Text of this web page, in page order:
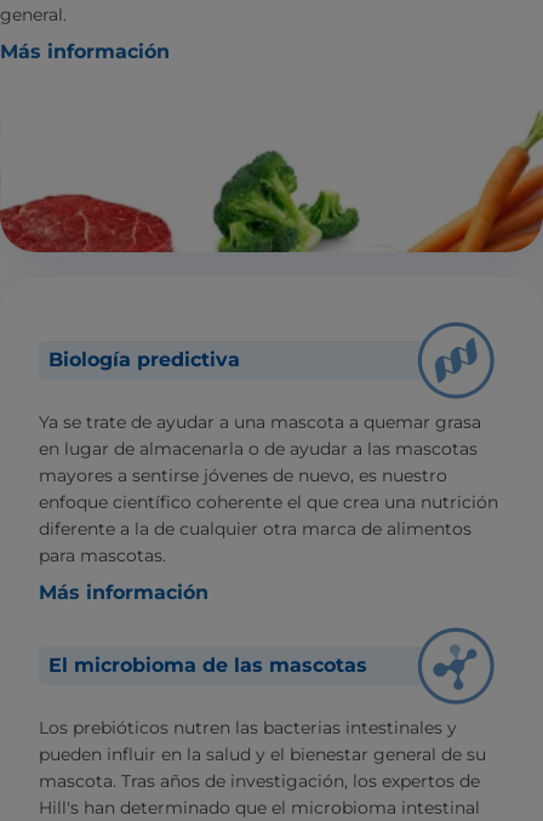
general.
Más información
Biología predictiva
Ya se trate de ayudar a una mascota a quemar grasa
en lugar de almacenarla o de ayudar a las mascotas
mayores a sentirse jóvenes de nuevo, es nuestro
enfoque científico coherente el que crea una nutrición
diferente a la de cualquier otra marca de alimentos
para mascotas.
Más información
El microbioma de las mascotas
Los prebióticos nutren las bacterias intestinales y
pueden influir en la salud y el bienestar general de su
mascota. Tras años de investigación, los expertos de
Hill's han determinado que el microbioma intestinal